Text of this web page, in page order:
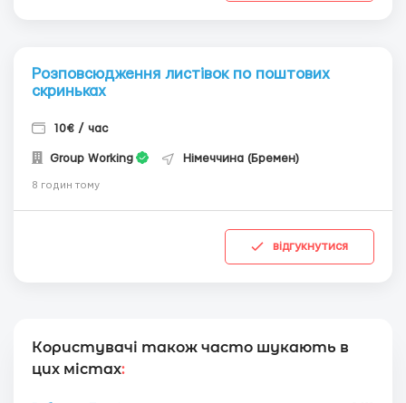
Розповсюдження листівок по поштових
скриньках
10€ / час
Group Working Німеччина (Бремен)
8 годин тому
відгукнутися
Користувачі також часто шукають в
цих містах: